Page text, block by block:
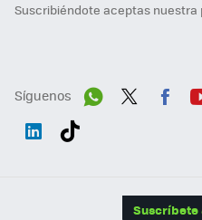
Suscribiéndote aceptas nuestra
Síguenos
Suscríbete